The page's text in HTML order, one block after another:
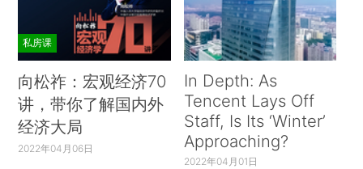
私房课
向松祚：宏观经济70
讲，带你了解国内外
经济大局
2022年04月06日
In Depth: As
Tencent Lays Off
Staff, Is Its ‘Winter’
Approaching?
2022年04月01日